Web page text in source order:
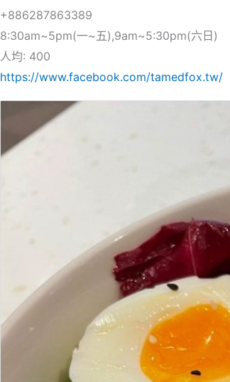
+886287863389
8:30am~5pm(一~五),9am~5:30pm(六日)
人均: 400
https://www.facebook.com/tamedfox.tw/